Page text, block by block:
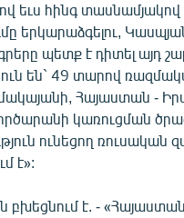
եւս հինգ տասնամյակով
երկարաձգելու,
պետք է դիտել այդ
են` 49 տարով
Հայաստան -
կառուցման
ունեցող
է»:
է. -